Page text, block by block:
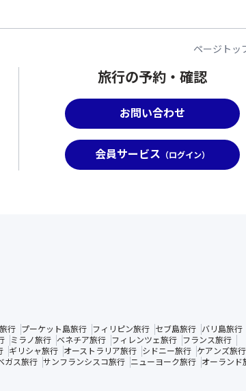
旅行の予約・確認
お問い合わせ
会員サービス （ログイン）
行 プーケット島旅行 フィリピン旅行 セブ島旅行
バリ島旅行
ミラノ旅行 ベネチア旅行 フィレンツェ旅行
フランス旅行
ギリシャ旅行 オーストラリア旅行 シドニー旅行
ケアンズ旅行
ガス旅行 サンフランシスコ旅行 ニューヨーク旅行
オーランド